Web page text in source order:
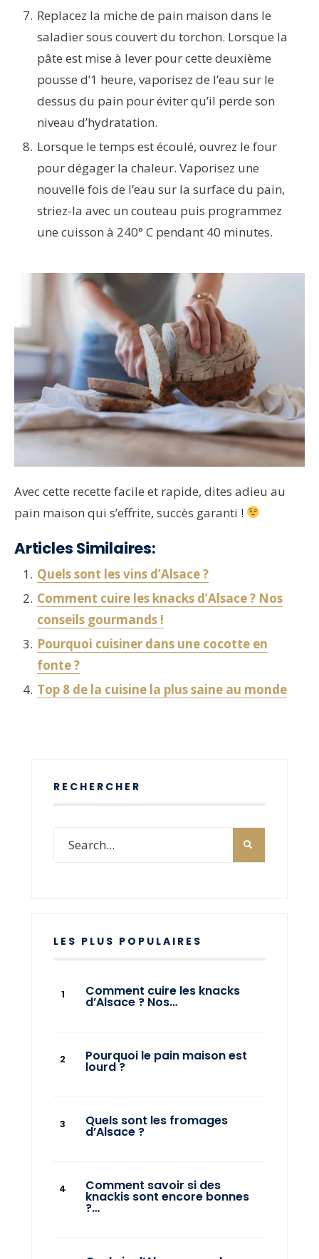
Replacez la miche de pain maison dans le
saladier sous couvert du torchon. Lorsque la
pâte est mise à lever pour cette deuxième
pousse d’1 heure, vaporisez de l’eau sur le
dessus du pain pour éviter qu’il perde son
niveau d’hydratation.
Lorsque le temps est écoulé, ouvrez le four
pour dégager la chaleur. Vaporisez une
nouvelle fois de l’eau sur la surface du pain,
striez-la avec un couteau puis programmez
une cuisson à 240° C pendant 40 minutes.
Avec cette recette facile et rapide, dites adieu au
pain maison qui s’effrite, succès garanti !
Articles Similaires:
Quels sont les vins d’Alsace ?
Comment cuire les knacks d’Alsace ? Nos
conseils gourmands !
Pourquoi cuisiner dans une cocotte en
fonte ?
Top 8 de la cuisine la plus saine au monde
RECHERCHER
LES PLUS POPULAIRES
Comment cuire les knacks
d’Alsace ? Nos…
Pourquoi le pain maison est
lourd ?
Quels sont les fromages
d’Alsace ?
Comment savoir si des
knackis sont encore bonnes
?…